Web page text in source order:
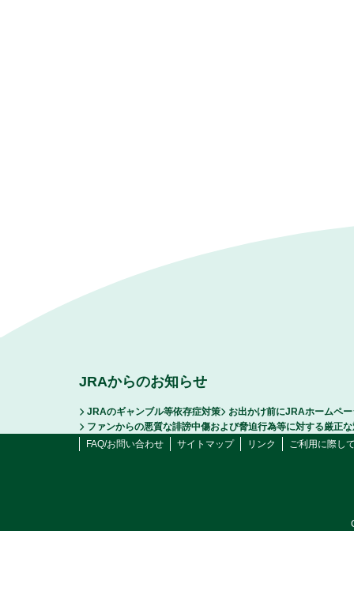
JRAからのお知らせ
JRAのギャンブル等依存症対策
お出かけ前にJRAホームペ
ファンからの悪質な誹謗中傷および脅迫行為等に対する厳正
FAQ/お問い合わせ
サイトマップ リンク ご利用に際し